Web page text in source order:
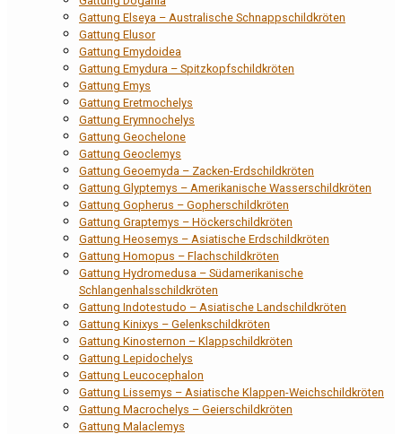
Gattung Elseya – Australische Schnappschildkröten
Gattung Elusor
Gattung Emydoidea
Gattung Emydura – Spitzkopfschildkröten
Gattung Emys
Gattung Eretmochelys
Gattung Erymnochelys
Gattung Geochelone
Gattung Geoclemys
Gattung Geoemyda – Zacken-Erdschildkröten
Gattung Glyptemys – Amerikanische Wasserschildkröten
Gattung Gopherus – Gopherschildkröten
Gattung Graptemys – Höckerschildkröten
Gattung Heosemys – Asiatische Erdschildkröten
Gattung Homopus – Flachschildkröten
Gattung Hydromedusa – Südamerikanische
Schlangenhalsschildkröten
Gattung Indotestudo – Asiatische Landschildkröten
Gattung Kinixys – Gelenkschildkröten
Gattung Kinosternon – Klappschildkröten
Gattung Lepidochelys
Gattung Leucocephalon
Gattung Lissemys – Asiatische Klappen-Weichschildkröten
Gattung Macrochelys – Geierschildkröten
Gattung Malaclemys